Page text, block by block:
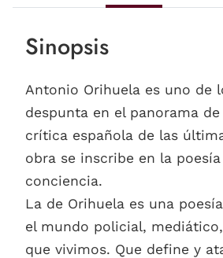
Sinopsis
Antonio Orihuela es uno de
despunta en el panorama
crítica española de las
obra se inscribe en la
conciencia.
La de Orihuela es una
el mundo policial,
que vivimos. Que define y